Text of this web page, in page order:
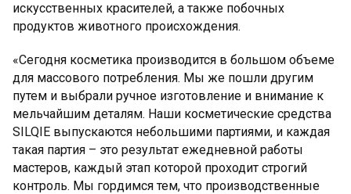
искусственных красителей, а также побочных
продуктов животного происхождения.
«Сегодня косметика производится в большом объеме
для массового потребления. Мы же пошли другим
путем и выбрали ручное изготовление и внимание к
мельчайшим деталям. Наши косметические средства
SILQIE выпускаются небольшими партиями, и каждая
такая партия – это результат ежедневной работы
мастеров, каждый этап которой проходит строгий
контроль. Мы гордимся тем, что производственные